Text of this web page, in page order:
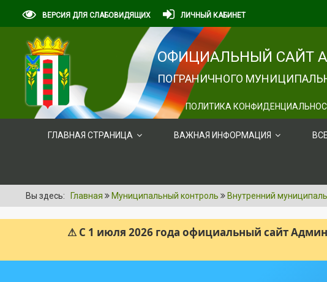
ВЕРСИЯ ДЛЯ СЛАБОВИДЯЩИХ ЛИЧНЫЙ КАБИНЕТ
ОФИЦИАЛЬНЫЙ САЙТ
ПОГРАНИЧНОГО
ПОЛИТИКА
ГЛАВНАЯ СТРАНИЦА ВАЖНАЯ ИНФОРМАЦИЯ
Вы здесь: Главная Муниципальный контроль Внутренний
⚠ С 1 июля 2026 года официальный сайт